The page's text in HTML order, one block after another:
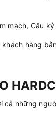
mạch, Câu
hàng
cả những